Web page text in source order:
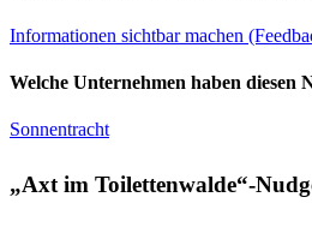
Informationen sichtbar machen
Welche Unternehmen haben diesen
Sonnentracht
„Axt im Toilettenwalde“-